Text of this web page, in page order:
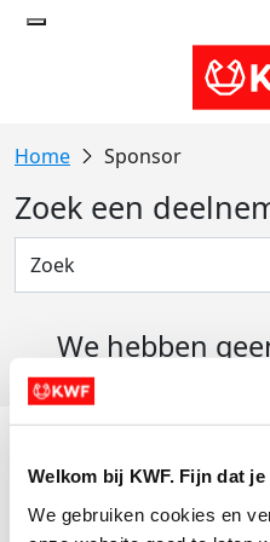
Welkom bij KWF. Fijn dat
We gebruiken cookies en
Sponsor
Zoek een
We hebben
Actiematerialen
Evenementen